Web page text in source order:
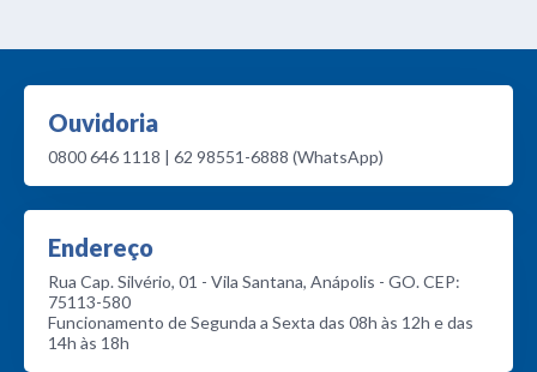
Ouvidoria
0800 646 1118 | 62 98551-6888 (WhatsApp)
Endereço
Rua Cap. Silvério, 01 - Vila Santana, Anápolis - GO. CEP:
75113-580
Funcionamento de Segunda a Sexta das 08h às 12h e das
14h às 18h